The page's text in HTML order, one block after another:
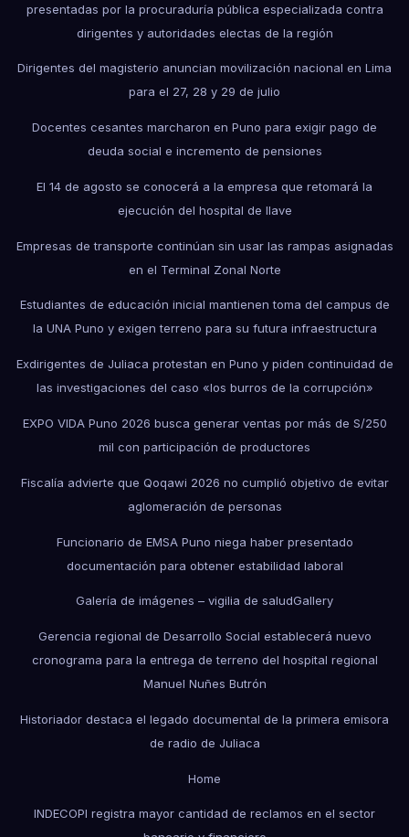
presentadas por la procuraduría pública especializada contra
dirigentes y autoridades electas de la región
Dirigentes del magisterio anuncian movilización nacional en Lima
para el 27, 28 y 29 de julio
Docentes cesantes marcharon en Puno para exigir pago de
deuda social e incremento de pensiones
El 14 de agosto se conocerá a la empresa que retomará la
ejecución del hospital de Ilave
Empresas de transporte continúan sin usar las rampas asignadas
en el Terminal Zonal Norte
Estudiantes de educación inicial mantienen toma del campus de
la UNA Puno y exigen terreno para su futura infraestructura
Exdirigentes de Juliaca protestan en Puno y piden continuidad de
las investigaciones del caso «los burros de la corrupción»
EXPO VIDA Puno 2026 busca generar ventas por más de S/250
mil con participación de productores
Fiscalía advierte que Qoqawi 2026 no cumplió objetivo de evitar
aglomeración de personas
Funcionario de EMSA Puno niega haber presentado
documentación para obtener estabilidad laboral
Galería de imágenes – vigilia de saludGallery
Gerencia regional de Desarrollo Social establecerá nuevo
cronograma para la entrega de terreno del hospital regional
Manuel Nuñes Butrón
Historiador destaca el legado documental de la primera emisora
de radio de Juliaca
Home
INDECOPI registra mayor cantidad de reclamos en el sector